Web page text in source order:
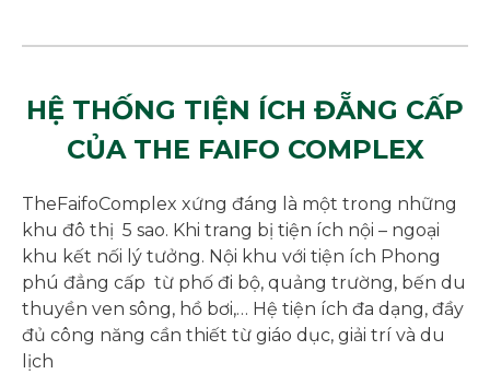
HỆ THỐNG TIỆN ÍCH ĐẴNG CẤP
CỦA THE FAIFO COMPLEX
TheFaifoComplex xứng đáng là một trong những
khu đô thị 5 sao. Khi trang bị tiện ích nội – ngoại
khu kết nối lý tưởng. Nội khu với tiện ích Phong
phú đẳng cấp từ phố đi bộ, quảng trường, bến du
thuyền ven sông, hồ bơi,… Hệ tiện ích đa dạng, đầy
đủ công năng cần thiết từ giáo dục, giải trí và du
lịch